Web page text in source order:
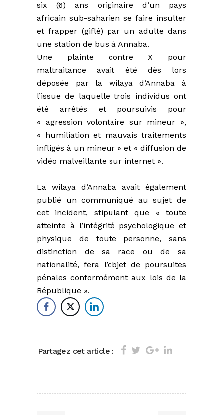
six (6) ans originaire d’un pays
africain sub-saharien se faire insulter
et frapper (giflé) par un adulte dans
une station de bus à Annaba.
Une plainte contre X pour
maltraitance avait été dès lors
déposée par la wilaya d’Annaba à
l’issue de laquelle trois individus ont
été arrêtés et poursuivis pour
« agression volontaire sur mineur »,
« humiliation et mauvais traitements
infligés à un mineur » et « diffusion de
vidéo malveillante sur internet ».
La wilaya d’Annaba avait également
publié un communiqué au sujet de
cet incident, stipulant que « toute
atteinte à l’intégrité psychologique et
physique de toute personne, sans
distinction de sa race ou de sa
nationalité, fera l’objet de poursuites
pénales conformément aux lois de la
République ».
Partagez cet article :